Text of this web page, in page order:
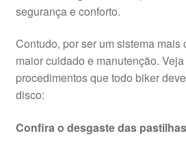
segurança e conforto.
Contudo, por ser um sistema
maior cuidado e manutenção.
procedimentos que todo biker
disco:
Confira o desgaste das